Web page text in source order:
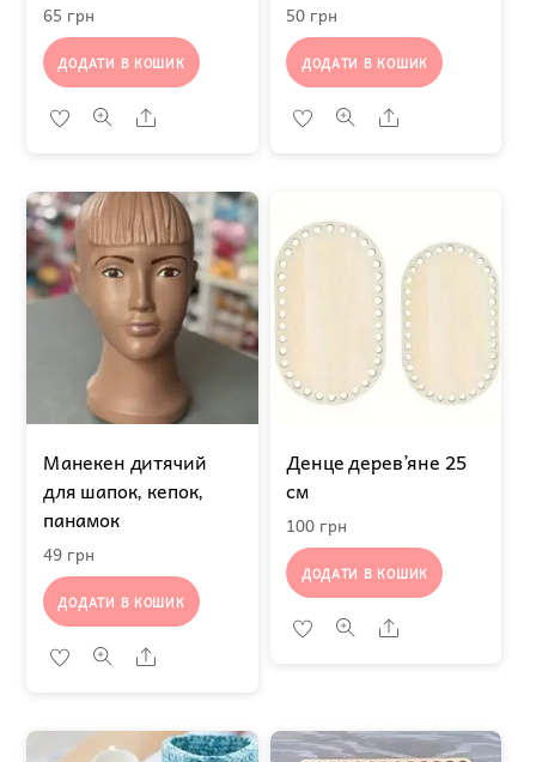
65 грн
ДОДАТИ В КОШИК
Share
50 грн
ДОДАТИ В КОШИК
Share
Манекен дитячий
для шапок, кепок,
панамок
49 грн
ДОДАТИ В КОШИК
Share
Денце дерев’яне 25
см
100 грн
ДОДАТИ В КОШИК
Share